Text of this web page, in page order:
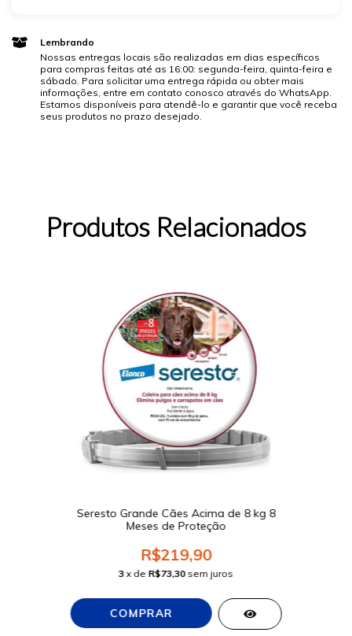
Lembrando
Nossas entregas locais são realizadas em dias específicos
para compras feitas até as 16:00: segunda-feira, quinta-feira e
sábado. Para solicitar uma entrega rápida ou obter mais
informações, entre em contato conosco através do WhatsApp.
Estamos disponíveis para atendê-lo e garantir que você receba
seus produtos no prazo desejado.
Produtos Relacionados
Seresto Grande Cães Acima de 8 kg 8
Meses de Proteção
R$219,90
3 x de R$73,30 sem juros